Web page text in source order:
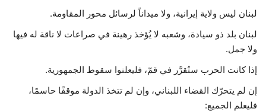
لبنان ليس ولاية إيرانية، ولا ميداناً لرسائل محور المقاومة.
لبنان بلد ذو سيادة، وشعبه لا يُؤخذ رهينة في صراعات لا ناقة له فيها
ولا جمل.
إذا كانت الحرب ستُقرَّر في قمّ، فليعلنوا سقوط الجمهورية.
إن لم يتحرّك القضاء اللبناني، وإن لم تتخذ الدولة موقفًا حاسمًا،
فليعلم الجميع: